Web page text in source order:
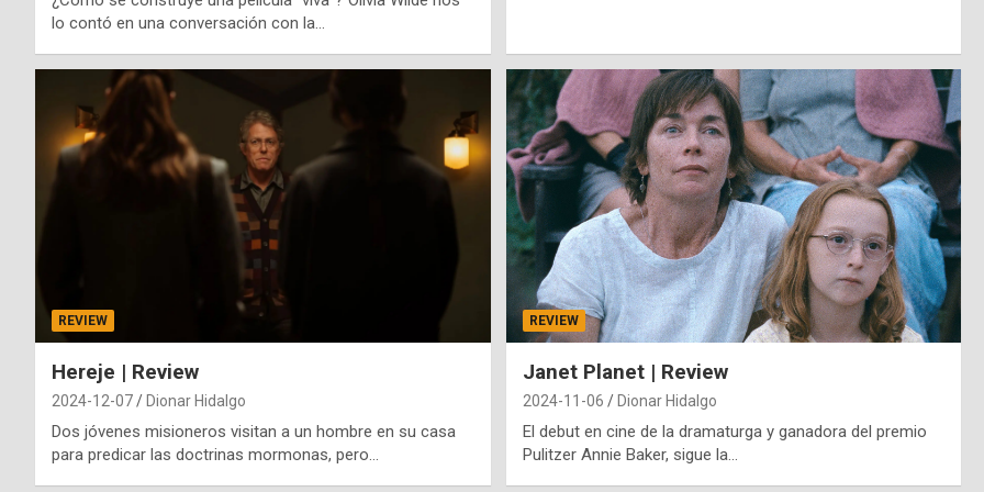
lo contó en una conversación con la…
REVIEW
Hereje | Review
2024-12-07 Dionar Hidalgo
Dos jóvenes misioneros visitan a un hombre en su casa
para predicar las doctrinas mormonas, pero…
REVIEW
Janet Planet | Review
2024-11-06 Dionar Hidalgo
El debut en cine de la dramaturga y ganadora del premio
Pulitzer Annie Baker, sigue la…